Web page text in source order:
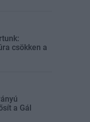
csökken a
a Gál